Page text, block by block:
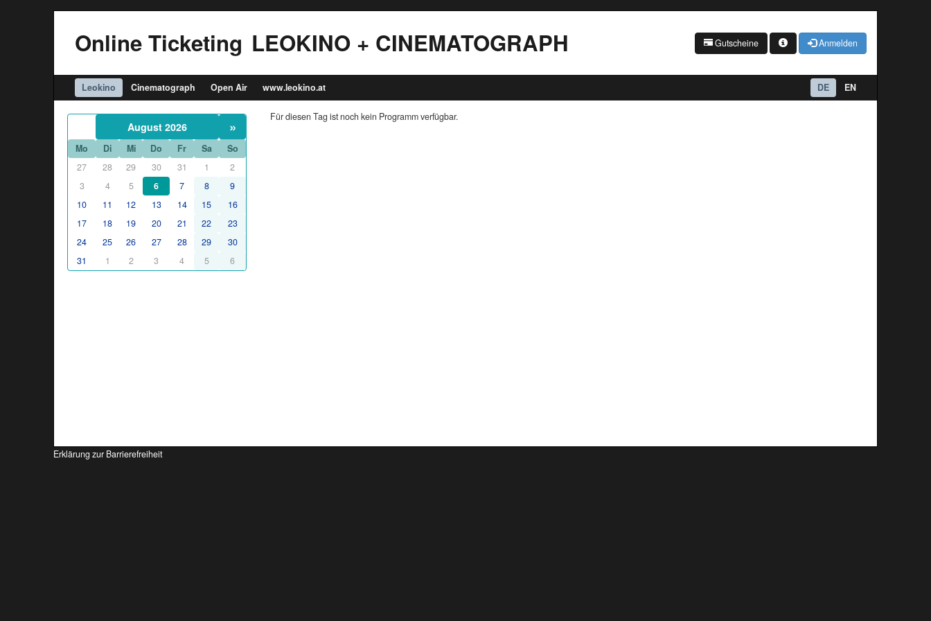
Online Ticketing LEOKINO + CINEMATOGRAPH Gutscheine Anmelden
Leokino Cinematograph Open Air www.leokino.at EN
DE
August 2026 »
Mo Di Mi Do Fr Sa
So
27
28 29 30 31 1
2
3
4 5 6 7 8
9
10
11 12 13 14 15
16
17
18 19 20 21 22
23
24
25 26 27 28 29
30
31
1 2 3 4 5 6
Für diesen Tag ist noch kein Programm verfügbar.
Erklärung zur Barrierefreiheit